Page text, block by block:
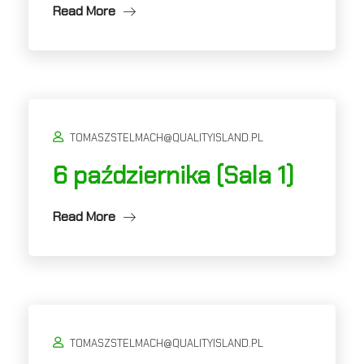
Read More
TOMASZSTELMACH@QUALITYISLAND.PL
6 października (Sala 1)
Read More
TOMASZSTELMACH@QUALITYISLAND.PL